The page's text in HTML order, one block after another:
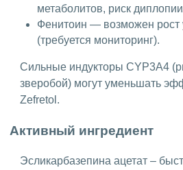
метаболитов, риск
Фенитоин — возможен рост
(требуется мониторинг).
Сильные индукторы CYP3A4
зверобой) могут уменьшать
Zefretol.
Активный ингредиент
Эсликарбазепина ацетат –